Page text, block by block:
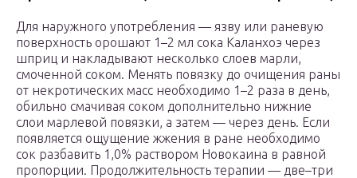
Для наружного употребления — язву или раневую
поверхность орошают 1–2 мл сока Каланхоэ через
шприц и накладывают несколько слоев марли,
смоченной соком. Менять повязку до очищения раны
от некротических масс необходимо 1–2 раза в день,
обильно смачивая соком дополнительно нижние
слои марлевой повязки, а затем — через день. Если
появляется ощущение жжения в ране необходимо
сок разбавить 1,0% раствором Новокаина в равной
пропорции. Продолжительность терапии — две–три